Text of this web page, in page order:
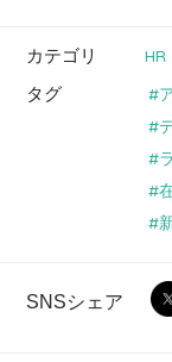
カテゴリ HR
タグ
SNSシェア